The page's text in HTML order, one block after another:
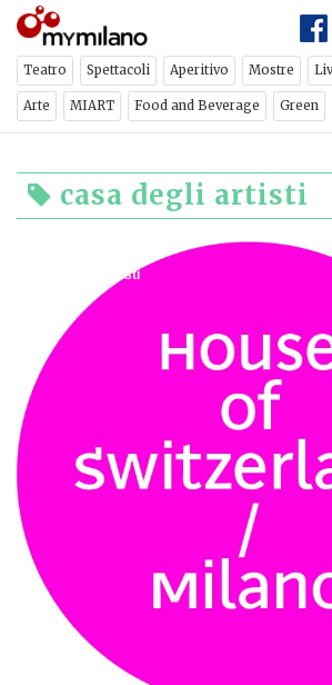
Teatro Spettacoli Aperitivo Mostre
Arte MIART Food and Beverage Green
casa degli artisti
casa degli artisti